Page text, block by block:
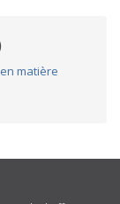
matière